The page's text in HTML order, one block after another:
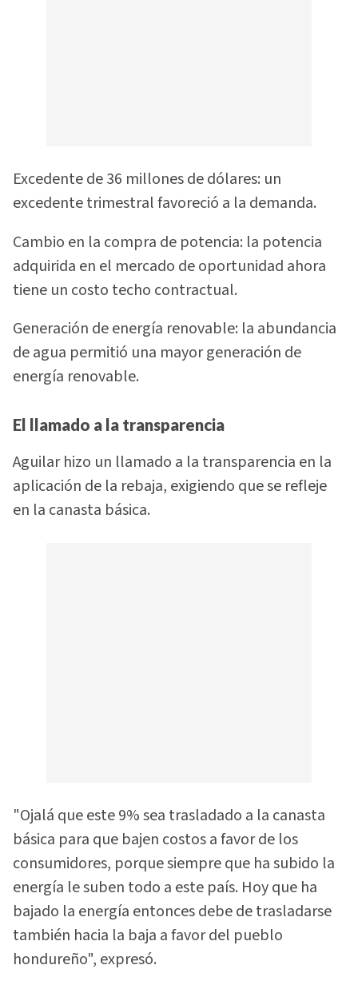
Excedente de 36 millones de dólares: un
excedente trimestral favoreció a la demanda.
Cambio en la compra de potencia: la potencia
adquirida en el mercado de oportunidad ahora
tiene un costo techo contractual.
Generación de energía renovable: la abundancia
de agua permitió una mayor generación de
energía renovable.
El llamado a la transparencia
Aguilar hizo un llamado a la transparencia en la
aplicación de la rebaja, exigiendo que se refleje
en la canasta básica.
"Ojalá que este 9% sea trasladado a la canasta
básica para que bajen costos a favor de los
consumidores, porque siempre que ha subido la
energía le suben todo a este país. Hoy que ha
bajado la energía entonces debe de trasladarse
también hacia la baja a favor del pueblo
hondureño", expresó.